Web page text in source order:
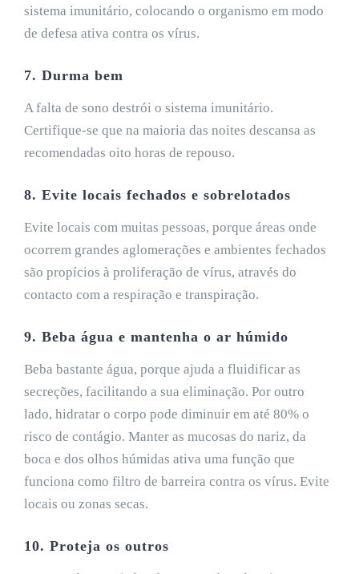
sistema imunitário, colocando o organismo em modo
de defesa ativa contra os vírus.
7. Durma bem
A falta de sono destrói o sistema imunitário.
Certifique-se que na maioria das noites descansa as
recomendadas oito horas de repouso.
8. Evite locais fechados e sobrelotados
Evite locais com muitas pessoas, porque áreas onde
ocorrem grandes aglomerações e ambientes fechados
são propícios à proliferação de vírus, através do
contacto com a respiração e transpiração.
9. Beba água e mantenha o ar húmido
Beba bastante água, porque ajuda a fluidificar as
secreções, facilitando a sua eliminação. Por outro
lado, hidratar o corpo pode diminuir em até 80% o
risco de contágio. Manter as mucosas do nariz, da
boca e dos olhos húmidas ativa uma função que
funciona como filtro de barreira contra os vírus. Evite
locais ou zonas secas.
10. Proteja os outros